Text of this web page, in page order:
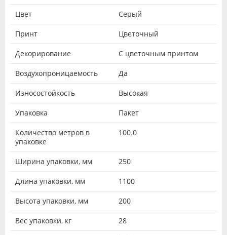
Цвет Серый
Принт Цветочный
Декорирование С цветочным принтом
Воздухопроницаемость Да
Износостойкость Высокая
Упаковка Пакет
Количество метров в
упаковке
100.0
Ширина упаковки, мм 250
Длина упаковки, мм 1100
Высота упаковки, мм 200
Вес упаковки, кг 28